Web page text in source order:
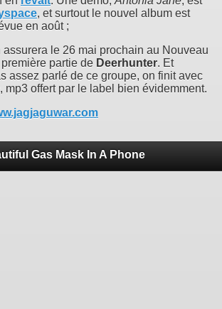
, et surtout le nouvel album est
en août ;
assurera le 26 mai prochain au Nouveau
partie de Deerhunter. Et
assez parlé de ce groupe, on finit avec
mp3 offert par le label bien évidemment.
Gas Mask In A Phone